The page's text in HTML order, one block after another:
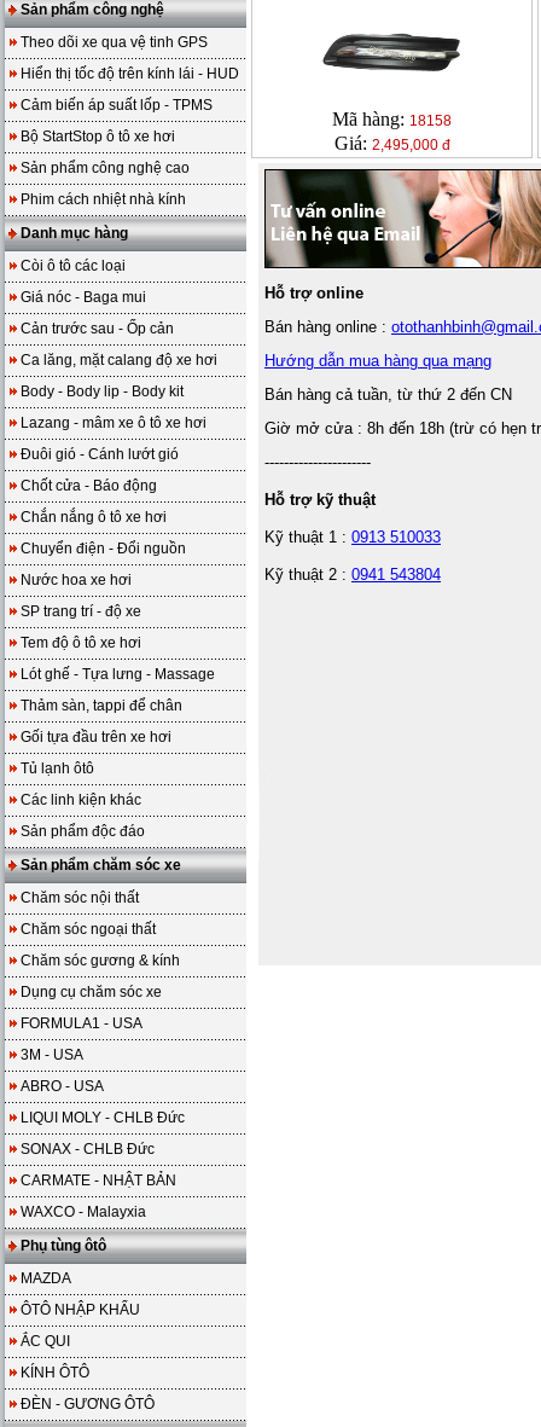
Sản phẩm công nghệ
Theo dõi xe qua vệ tinh GPS
Hiển thị tốc độ trên kính lái - HUD
Cảm biến áp suất lốp - TPMS
Bộ StartStop ô tô xe hơi
Sản phẩm công nghệ cao
Phim cách nhiệt nhà kính
Danh mục hàng
Còi ô tô các loại
Giá nóc - Baga mui
Cản trước sau - Ốp cản
Ca lăng, mặt calang độ xe hơi
Body - Body lip - Body kit
Lazang - mâm xe ô tô xe hơi
Đuôi gió - Cánh lướt gió
Chốt cửa - Báo động
Chắn nắng ô tô xe hơi
Chuyển điện - Đổi nguồn
Nước hoa xe hơi
SP trang trí - độ xe
Tem độ ô tô xe hơi
Lót ghế - Tựa lưng - Massage
Thảm sàn, tappi để chân
Gối tựa đầu trên xe hơi
Tủ lạnh ôtô
Các linh kiện khác
Sản phẩm độc đáo
Sản phẩm chăm sóc xe
Chăm sóc nội thất
Chăm sóc ngoại thất
Chăm sóc gương & kính
Dụng cụ chăm sóc xe
FORMULA1 - USA
3M - USA
ABRO - USA
LIQUI MOLY - CHLB Đức
SONAX - CHLB Đức
CARMATE - NHẬT BẢN
WAXCO - Malayxia
Phụ tùng ôtô
MAZDA
ÔTÔ NHẬP KHẨU
ẮC QUI
KÍNH ÔTÔ
ĐÈN - GƯƠNG ÔTÔ
Mã hàng: 18158
Giá: 2,495,000 đ
Hỗ trợ online
Bán hàng online :
Hướng dẫn mua hàng qua mạng
Bán hàng cả tuần, từ thứ 2 đến CN
Giờ mở cửa : 8h đến 18h (trừ có hẹn
----------------------
Hỗ trợ kỹ thuật
Kỹ thuật 1 : 0913 510033
Kỹ thuật 2 : 0941 543804